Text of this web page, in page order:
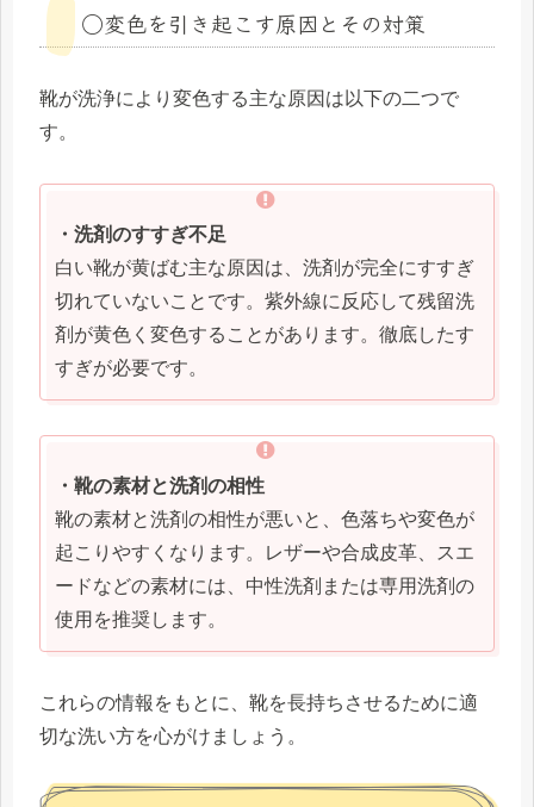
◯変色を引き起こす原因とその対策
靴が洗浄により変色する主な原因は以下の二つで
す。
・洗剤のすすぎ不足
白い靴が黄ばむ主な原因は、洗剤が完全にすすぎ
切れていないことです。紫外線に反応して残留洗
剤が黄色く変色することがあります。徹底したす
すぎが必要です。
・靴の素材と洗剤の相性
靴の素材と洗剤の相性が悪いと、色落ちや変色が
起こりやすくなります。レザーや合成皮革、スエ
ードなどの素材には、中性洗剤または専用洗剤の
使用を推奨します。
これらの情報をもとに、靴を長持ちさせるために適
切な洗い方を心がけましょう。